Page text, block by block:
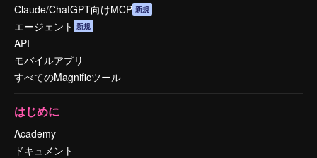
Claude/ChatGPT向けMCP 新規
エージェント 新規
API
モバイルアプリ
すべてのMagnificツール
はじめに
Academy
ドキュメント